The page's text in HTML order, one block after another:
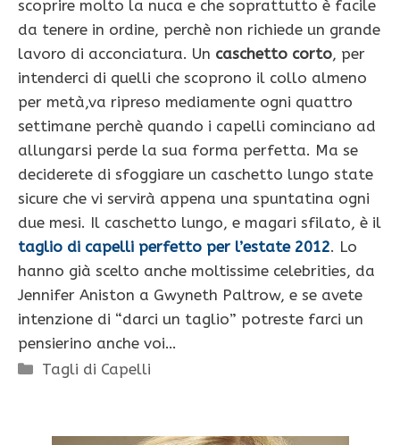
scoprire molto la nuca e che soprattutto è facile
da tenere in ordine, perchè non richiede un grande
lavoro di acconciatura. Un caschetto corto, per
intenderci di quelli che scoprono il collo almeno
per metà,va ripreso mediamente ogni quattro
settimane perchè quando i capelli cominciano ad
allungarsi perde la sua forma perfetta. Ma se
deciderete di sfoggiare un caschetto lungo state
sicure che vi servirà appena una spuntatina ogni
due mesi. Il caschetto lungo, e magari sfilato, è il
taglio di capelli perfetto per l’estate 2012. Lo
hanno già scelto anche moltissime celebrities, da
Jennifer Aniston a Gwyneth Paltrow, e se avete
intenzione di “darci un taglio” potreste farci un
pensierino anche voi…
Categorie
Tagli di Capelli